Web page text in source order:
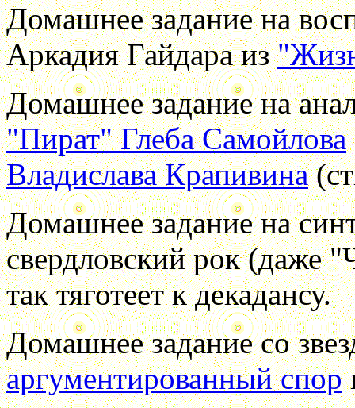
Домашнее задание на
Аркадия Гайдара из
Домашнее задание на
"Пират" Глеба Самойлова
Владислава Крапивина
Домашнее задание на
свердловский рок (даже
так тяготеет к декадансу.
Домашнее задание со
аргументированный спор